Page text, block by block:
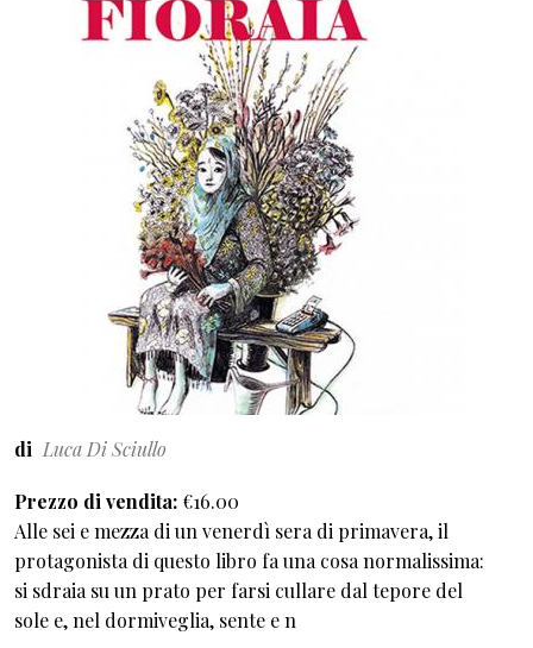
di Luca Di Sciullo
Prezzo di vendita €16.00
Alle sei e mezza di un venerdì sera di primavera, il
protagonista di questo libro fa una cosa normalissima:
si sdraia su un prato per farsi cullare dal tepore del
sole e, nel dormiveglia, sente e n